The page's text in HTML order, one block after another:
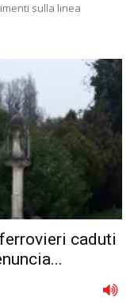
sulla linea
caduti